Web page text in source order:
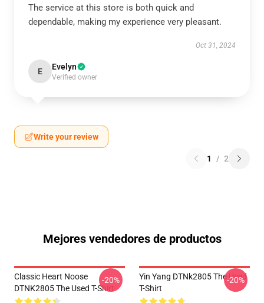
The service at this store is both quick and
dependable, making my experience very pleasant.
Oct 31, 2024
E Evelyn
Verified owner
Write your review
1 / 2
Mejores vendedores de productos
Classic Heart Noose
DTNK2805 The Used T-Shirt
-20%
Yin Yang DTNk2805 The Used
T-Shirt
-20%